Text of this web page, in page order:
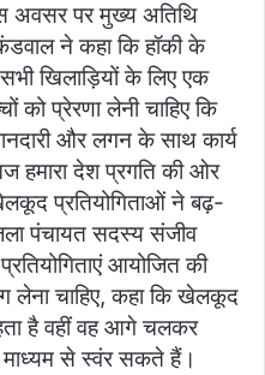
अवसर पर मुख्य अतिथि
ने कहा कि हॉकी के
खिलाड़ियों के लिए एक
को प्रेरणा लेनी चाहिए कि
और लगन के साथ कार्य
देश प्रगति की ओर
प्रतियोगिताओं ने बढ़-
पंचायत सदस्य संजीव
आयोजित की
लेना चाहिए, कहा कि खेलकूद
है वहीं वह आगे चलकर
से स्वंर सकते हैं।